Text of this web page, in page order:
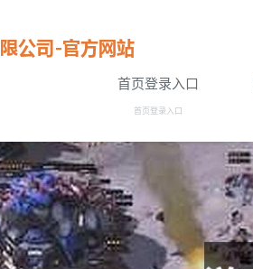
首页登录入口
首页登录入口